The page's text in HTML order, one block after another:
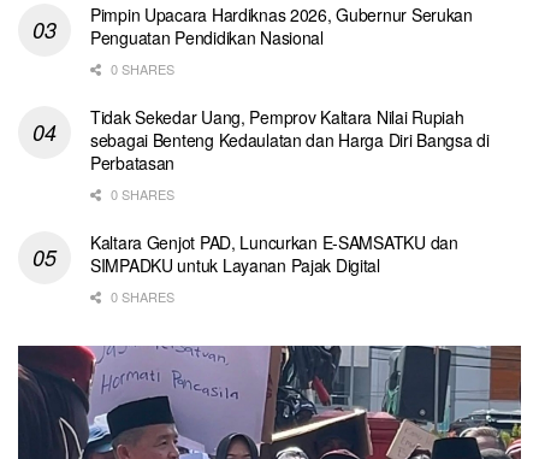
Pimpin Upacara Hardiknas 2026, Gubernur Serukan
Penguatan Pendidikan Nasional
0 SHARES
Tidak Sekedar Uang, Pemprov Kaltara Nilai Rupiah
sebagai Benteng Kedaulatan dan Harga Diri Bangsa di
Perbatasan
0 SHARES
Kaltara Genjot PAD, Luncurkan E-SAMSATKU dan
SIMPADKU untuk Layanan Pajak Digital
0 SHARES